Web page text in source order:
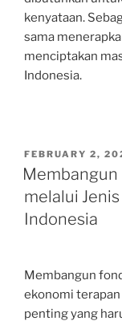
kenyataan.
sama
menciptakan
Indonesia.
POSTED
ON
FEBRUARY 2,
Membangun
melalui
Indonesia
Membangun
ekonomi
penting yang